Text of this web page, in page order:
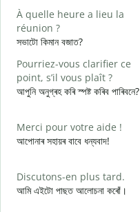
À quelle heure a lieu la
réunion ?
সভাটো কিমান বজাত?
Pourriez-vous clarifier ce
point, s’il vous plaît ?
আপুনি অনুগ্ৰহ কৰি স্পষ্ট কৰিব পাৰিবনে?
Merci pour votre aide !
আপোনাৰ সহায়ৰ বাবে ধন্যবাদ!
Discutons-en plus tard.
আমি এইটো পাছত আলোচনা কৰোঁ।